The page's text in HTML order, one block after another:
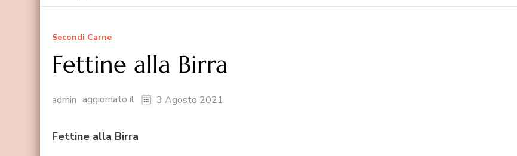
Secondi Carne
Fettine alla Birra
admin aggiornato il 3 Agosto 2021
Fettine alla Birra